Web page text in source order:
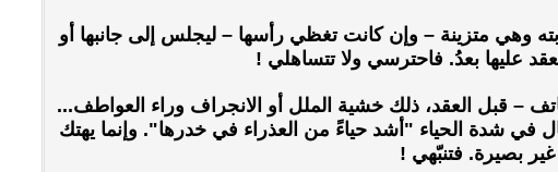
وهي متزينة – وإن كانت تغظي رأسها – ليجلس إلى جانبها أو
عليها بعدُ. فاحترسي ولا تتساهلي !
– قبل العقد، ذلك خشية الملل أو الانجراف وراء العواطف...
في شدة الحياء "أشد حياءً من العذراء في خدرها". وإنما يهتك
بصيرة. فتنبّهي !